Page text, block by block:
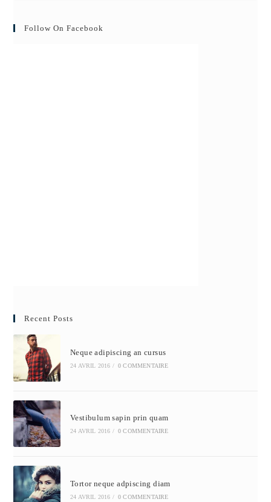
Follow On Facebook
Recent Posts
Neque adipiscing an cursus
24 AVRIL 2016 / 0 COMMENTAIRE
Vestibulum sapin prin quam
24 AVRIL 2016 / 0 COMMENTAIRE
Tortor neque adpiscing diam
24 AVRIL 2016 / 0 COMMENTAIRE